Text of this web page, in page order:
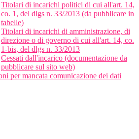
Titolari di incarichi politici di cui all'art. 14,
co. 1, del dlgs n. 33/2013 (da pubblicare in
tabelle)
Titolari di incarichi di amministrazione, di
direzione o di governo di cui all'art. 14, co.
1-bis, del dlgs n. 33/2013
Cessati dall'incarico (documentazione da
pubblicare sul sito web)
per mancata comunicazione dei dati